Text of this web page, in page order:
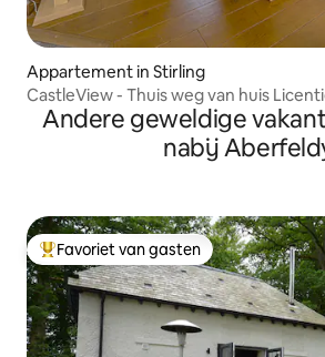
Appartement in Stirling
CastleView - Thuis weg van huis
ST00744F
Andere geweldige
nabij
Topfavoriet van gasten
Favoriet van gasten